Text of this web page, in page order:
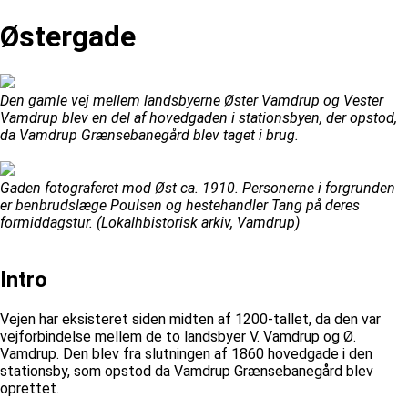
Østergade
Den gamle vej mellem landsbyerne Øster Vamdrup og Vester
Vamdrup blev en del af hovedgaden i stationsbyen, der opstod,
da Vamdrup Grænsebanegård blev taget i brug.
Gaden fotograferet mod Øst ca. 1910. Personerne i forgrunden
er benbrudslæge Poulsen og hestehandler Tang på deres
formiddagstur. (Lokalhbistorisk arkiv, Vamdrup)
Intro
Vejen har eksisteret siden midten af 1200-tallet, da den var
vejforbindelse mellem de to landsbyer V. Vamdrup og Ø.
Vamdrup. Den blev fra slutningen af 1860 hovedgade i den
stationsby, som opstod da Vamdrup Grænsebanegård blev
oprettet.